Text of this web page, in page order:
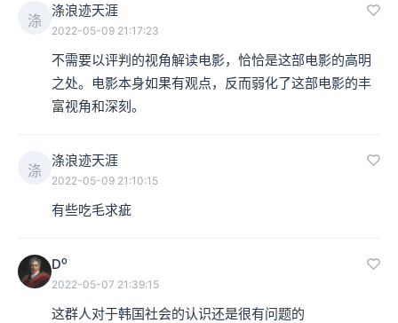
涤
涤浪迹天涯
2022-05-09 21:17:23
不需要以评判的视角解读电影，恰恰是这部电影的高明
之处。电影本身如果有观点，反而弱化了这部电影的丰
富视角和深刻。
涤
涤浪迹天涯
2022-05-09 21:10:15
有些吃毛求疵
D⁰
2022-05-07 21:39:15
这群人对于韩国社会的认识还是很有问题的